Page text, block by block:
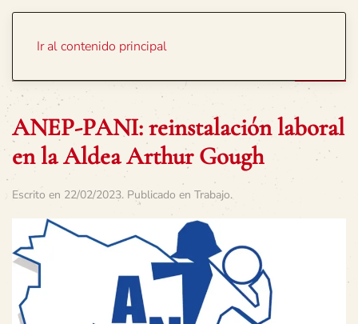
Ir al contenido principal
ANEP-PANI: reinstalación laboral
en la Aldea Arthur Gough
Escrito en 22/02/2023. Publicado en Trabajo.